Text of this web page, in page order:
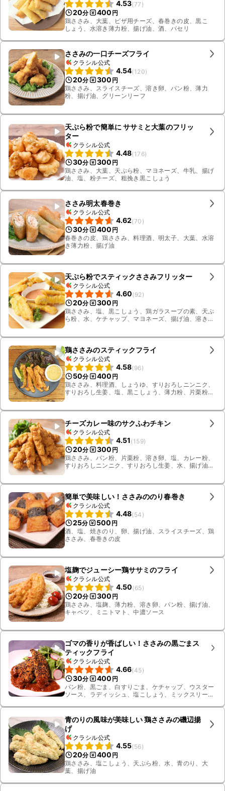
4.53(77 )
20分 400 円
鶏ささみ、大葉、ピザ用チーズ、春巻きの皮、黒こ
しょう、水溶き薄力粉、揚げ油、酒、パセリ
ささみの一口チーズフライ
クラシル公式
4.54(120)
20分 300 円
鶏ささみ、スライスチーズ、溶き卵、パン粉、薄力
粉、揚げ油、グリーンリーフ
天ぷら粉で簡単に ササミと大葉のフリッ
ター
クラシル公式
4.48(176)
30分 300 円
鶏ささみ、大葉、天ぷら粉、マヨネーズ、牛乳、揚げ
油、塩、粉チーズ、粗挽き黒こしょう
ささみ明太春巻き
クラシル公式
4.62(70 )
30分 400 円
春巻きの皮、鶏ささみ、料理酒、明太子、大葉、水溶
き薄力粉、揚げ油
天ぷら粉でスティックささみフリッター
クラシル公式
4.60(92 )
20分 300 円
鶏ささみ、塩、黒こしょう、鶏ガラスープの素、天ぷ
ら粉、水、ケチャップ、マヨネーズ、揚げ油、溶き
鶏ささみのスティックフライ
クラシル公式
4.58(96)
50分 400 円
鶏ささみ、料理酒、しょうゆ、すりおろしニンニク、
すりおろし生姜、塩、黒こしょう、薄力粉、片栗粉、
チーズカレー味のサクふわチキン
クラシル公式
4.51(159)
20分 300 円
鶏ささみ、パン粉、片栗粉、溶き卵、塩、カレー粉、
すりおろしニンニク、すりおろし生姜、水、揚げ油、
簡単で美味しい！ささみののり春巻き
クラシル公式
4.48(54 )
25分 500 円
酒、塩、焼きのり、卵、揚げ油、スライスチーズ、鶏
ささみ、春巻きの皮
塩麹でジューシー鶏ササミのフライ
クラシル公式
4.50(65)
20分 300 円
鶏ささみ、塩麹、薄力粉、溶き卵、パン粉、揚げ油、
キャベツ、ミニトマト、中濃ソース
ゴマの香りが香ばしい！ささみの黒ごまス
ティックフライ
クラシル公式
4.66(45)
30分 400 円
パン粉、黒ごま、白すりごま、ケチャップ、ウスター
ソース、ラディッシュ、塩こしょう、ミックスリー
青のりの風味が美味しい 鶏ささみの磯辺揚
げ
クラシル公式
4.55(56)
20分 400 円
鶏ささみ、塩こしょう、天ぷら粉、水、青のり、大
葉、揚げ油